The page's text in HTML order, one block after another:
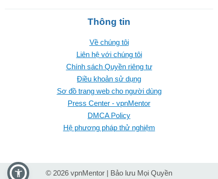
Thông tin
Về chúng tôi
Liên hệ với chúng tôi
Chính sách Quyền riêng tư
Điều khoản sử dụng
Sơ đồ trang web cho người dùng
Press Center - vpnMentor
DMCA Policy
Hệ phương pháp thử nghiệm
© 2026 vpnMentor | Bảo lưu Mọi Quyền